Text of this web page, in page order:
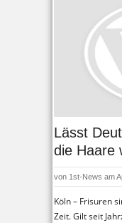
Lässt
die Haare
von 1st-News am
Köln – Frisuren
Zeit. Gilt seit